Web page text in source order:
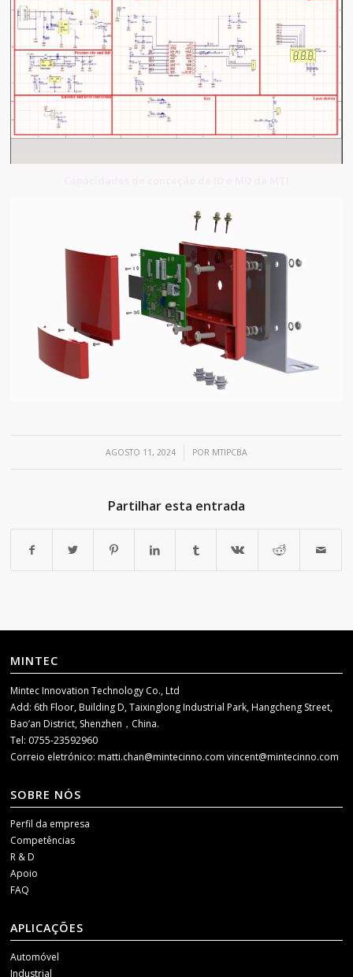
AGOSTO 11, 2024
/ POR MTIPCBA
Partilhar esta entrada
MINTEC
Mintec Innovation Technology Co., Ltd
Add: 6th Floor, Building D, Taixinglong Industrial Park, Hangcheng Street,
Bao’an District, Shenzhen，China.
Tel: 0755-23592960
Correio eletrónico:matti.chan@mintecinno.comvincent@mintecinno.com
SOBRE NÓS
Perfil da empresa
Competências
R & D
Apoio
FAQ
APLICAÇÕES
Automóvel
Industrial